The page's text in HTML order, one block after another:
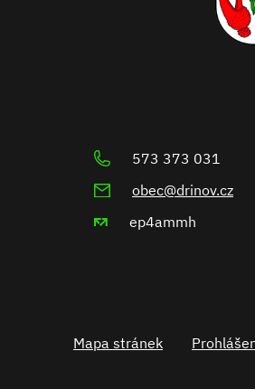
573 373 031
obec@drinov.cz
ep4ammh
Mapa stránek